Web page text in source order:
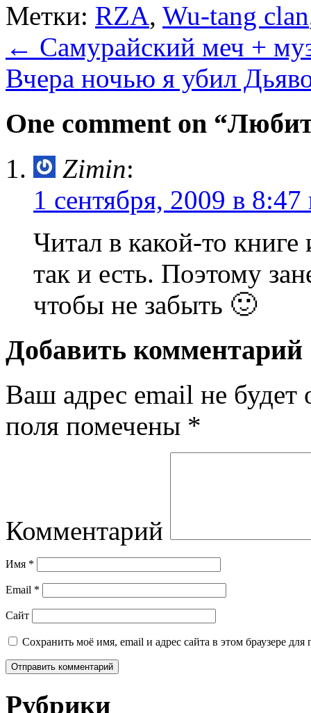
Метки: RZA, Wu-tang clan
← Самурайский меч +
Вчера ночью я убил
One comment on “
Zimin:
1 сентября, 2009 в 8:47
Читал в какой-то
так и есть. Поэтому
чтобы не забыть 🙂
Добавить комментарий
Ваш адрес email не будет
поля помечены *
Комментарий
Имя *
Email *
Сайт
Сохранить моё имя, email и адрес сайта в этом браузере
Рубрики